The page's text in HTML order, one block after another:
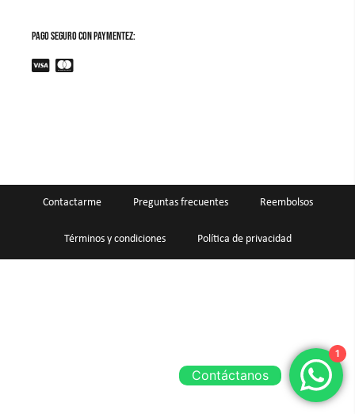
Pago seguro con Paymentez:
Contactarme Preguntas frecuentes Reembolsos
Términos y condiciones Política de privacidad
1
Contáctanos